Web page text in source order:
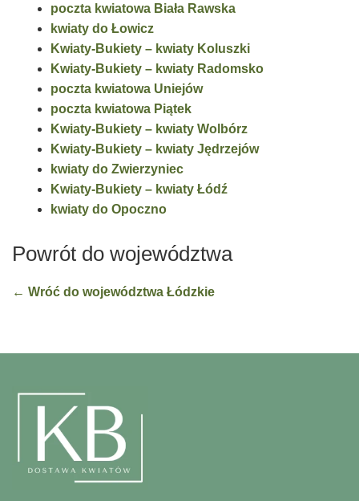
poczta kwiatowa Biała Rawska
kwiaty do Łowicz
Kwiaty-Bukiety – kwiaty Koluszki
Kwiaty-Bukiety – kwiaty Radomsko
poczta kwiatowa Uniejów
poczta kwiatowa Piątek
Kwiaty-Bukiety – kwiaty Wolbórz
Kwiaty-Bukiety – kwiaty Jędrzejów
kwiaty do Zwierzyniec
Kwiaty-Bukiety – kwiaty Łódź
kwiaty do Opoczno
Powrót do województwa
← Wróć do województwa Łódzkie